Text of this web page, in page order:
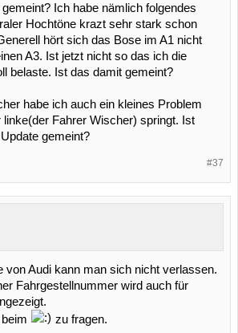
Ich habe nämlich folgendes
Hochtöne krazt sehr stark schon
hört sich das Bose im A1 nicht
A3. Ist jetzt nicht so das ich die
belaste. Ist das damit gemeint?
habe ich auch ein kleines Problem
linke(der Fahrer Wischer) springt. Ist
gemeint?
#37
von Audi kann man sich nicht verlassen.
Fahrgestellnummer wird auch für
zu fragen.